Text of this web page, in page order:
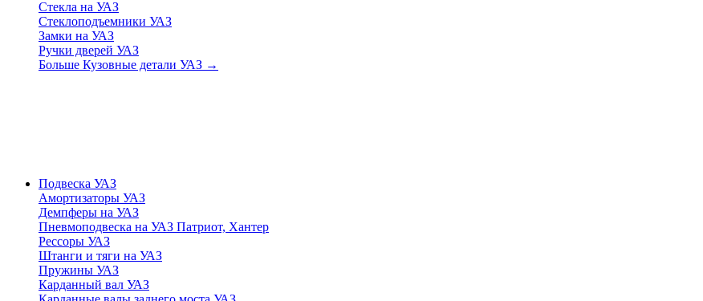
Стекла на УАЗ
Стеклоподъемники УАЗ
Замки на УАЗ
Ручки дверей УАЗ
Больше Кузовные детали УАЗ →
Подвеска УАЗ
Амортизаторы УАЗ
Демпферы на УАЗ
Пневмоподвеска на УАЗ Патриот, Хантер
Рессоры УАЗ
Штанги и тяги на УАЗ
Пружины УАЗ
Карданный вал УАЗ